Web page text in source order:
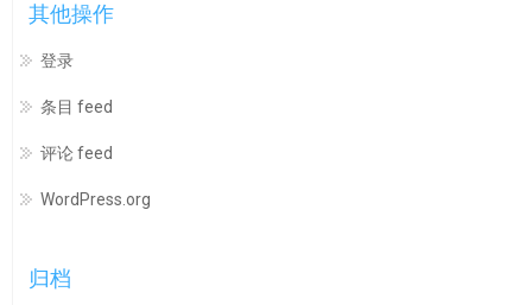
其他操作
登录
条目 feed
评论 feed
WordPress.org
归档